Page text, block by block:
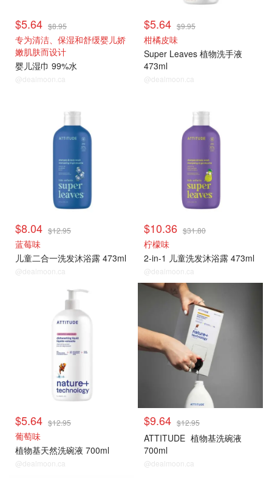
$5.64 $8.95
专为清洁、保湿和舒缓婴儿娇
嫩肌肤而设计
婴儿湿巾 99%水
@dealmoon.ca
$5.64 $9.95
柑橘皮味
Super Leaves 植物洗手液
473ml
@dealmoon.ca
$8.04 $12.95
蓝莓味
儿童二合一洗发沐浴露 473ml
@dealmoon.ca
$10.36 $31.80
柠檬味
2-in-1 儿童洗发沐浴露 473ml
@dealmoon.ca
$5.64 $12.95
葡萄味
植物基天然洗碗液 700ml
@dealmoon.ca
$9.64 $12.95
ATTITUDE 植物基洗碗液
700ml
@dealmoon.ca